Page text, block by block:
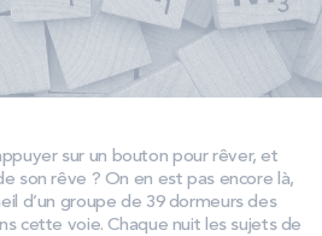
sur un bouton pour rêver, et
son rêve ? On en est pas encore là,
d’un groupe de 39 dormeurs des
cette voie. Chaque nuit les sujets de